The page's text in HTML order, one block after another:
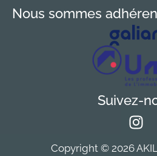
Nous sommes
Suivez-
Copyright © 2026